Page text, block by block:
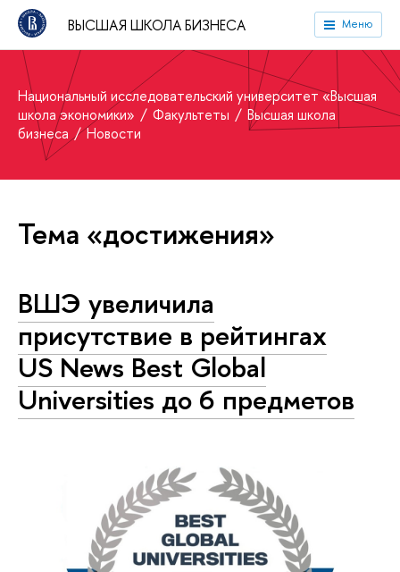
ВЫСШАЯ ШКОЛА БИЗНЕСА Меню
Национальный исследовательский университет «Высшая
школа экономики»
Факультеты
Высшая школа
бизнеса
Новости
Тема «достижения»
ВШЭ увеличила
присутствие в рейтингах
US News Best Global
Universities до 6 предметов